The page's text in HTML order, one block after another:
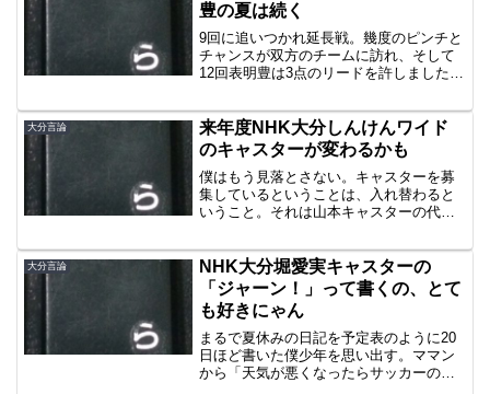
豊の夏は続く
9回に追いつかれ延長戦。幾度のピンチと
チャンスが双方のチームに訪れ、そして
12回表明豊は3点のリードを許しました。
せた劇的なドラマティック明豊はここま
でかと思いきや、追いつき、そして押し
出しサヨナラ。ベ...
大分言論
来年度NHK大分しんけんワイド
のキャスターが変わるかも
僕はもう見落とさない。キャスターを募
集しているということは、入れ替わると
いうこと。それは山本キャスターの代わ
が入ってきたときも募集告知がありまし
た。NHK大分が30年度のしんけんワイド
大分のキャスターを募...
大分言論
NHK大分堀愛実キャスターの
「ジャーン！」って書くの、とて
も好きにゃん
まるで夏休みの日記を予定表のように20
日ほど書いた僕少年を思い出す。ママン
から「天気が悪くなったらサッカーの練